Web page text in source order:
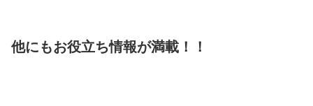
他にもお役立ち情報が満載！！